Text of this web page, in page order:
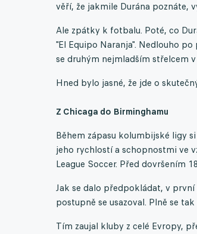
věří, že jakmile Durána poznáte,
Ale zpátky k fotbalu. Poté, co
"El Equipo Naranja". Nedlouho
se druhým nejmladším střelcem
Hned bylo jasné, že jde o
Z Chicaga do Birminghamu
Během zápasu kolumbijské ligy
jeho rychlostí a schopnostmi ve
League Soccer. Před dovršením
Jak se dalo předpokládat, v
postupně se usazoval. Plně se
Tím zaujal kluby z celé Evropy,